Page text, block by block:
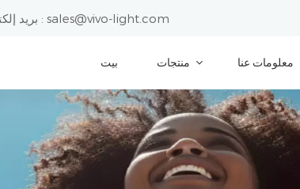
بريد إلكتروني : sales@vivo-light.com
بيت معلومات عنا